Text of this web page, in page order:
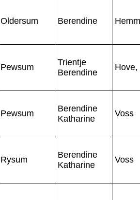
Oldersum Berendine
Pewsum
Trientje
Berendine
Hove,
Pewsum
Berendine
Katharine
Voss
Rysum
Berendine
Katharine
Voss